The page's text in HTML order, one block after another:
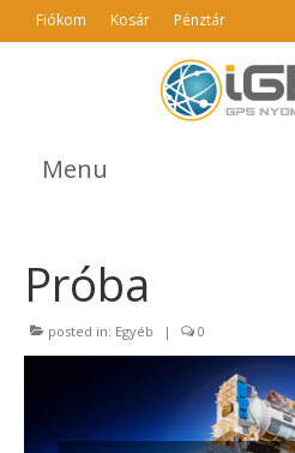
Fiókom Kosár Pénztár
Menu
AJÁNLÓ
INFO
ÁSZF
Próba
posted in: Egyéb | 0